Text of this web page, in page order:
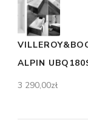
ALPIN
3 290,00zł